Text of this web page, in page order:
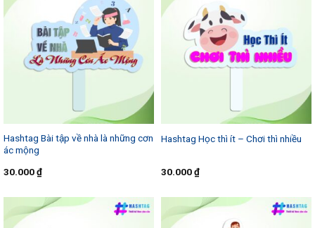
Hashtag Bài tập về nhà là những cơn
ác mộng
30.000₫
Hashtag Học thì ít – Chơi thì nhiều
30.000₫